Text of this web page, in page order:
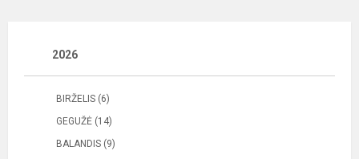
2026
BIRŽELIS (6)
GEGUŽĖ (14)
BALANDIS (9)